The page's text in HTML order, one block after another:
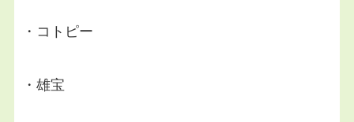
・コトピー
・雄宝